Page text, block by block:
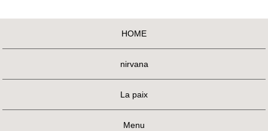
HOME
nirvana
La paix
Menu